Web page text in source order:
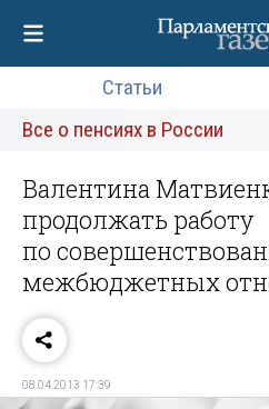
Статьи
Все о пенсиях в России
Валентина
продолжать работу
по
межбюджетных
08.04.2013 17:39